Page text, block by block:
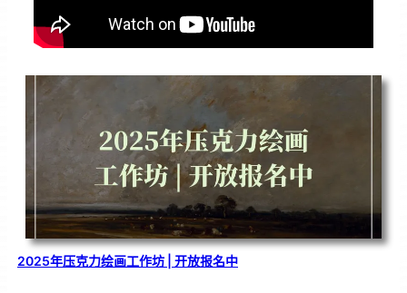
2025年压克力绘画工作坊 | 开放报名中